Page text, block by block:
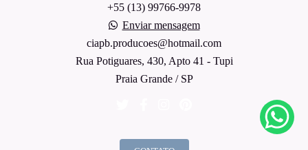
+55 (13) 99766-9978
Enviar mensagem
ciapb.producoes@hotmail.com
Rua Potiguares, 430, Apto 41 - Tupi
Praia Grande / SP